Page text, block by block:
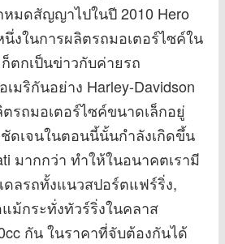
มดสัญญาไปในปี 2010 Hero
นึ่งในการผลิตรถมอเตอร์ไซค์ใน
ตกเป็นข่าวกับค่ายรถ
มริกันอย่าง Harley-Davidson
รถมอเตอร์ไซค์ขนาดเล็กอยู่
ดเจนในตอนนี้นั้นกำลังเกิดขึ้น
มากกว่า ทำให้ในอนาคตเรามี
ดลรถทั้งแนวสปอร์ตแฟร์ริ่ง,
ม้กระทั่งทัวร์ริ่งในคลาส
กัน ในราคาที่จับต้องกันได้